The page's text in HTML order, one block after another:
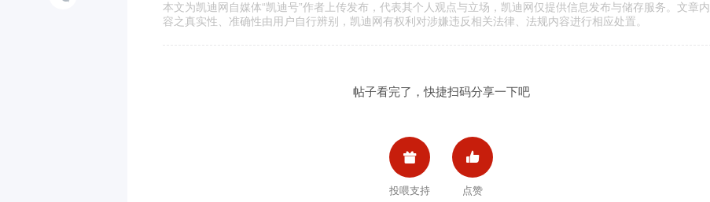
本文为凯迪网自媒体“凯迪号”作者上传发布，代表其个人观点与立场，凯迪网仅提供信息发布与储存服务。文章内
容之真实性、准确性由用户自行辨别，凯迪网有权利对涉嫌违反相关法律、法规内容进行相应处置。
帖子看完了，快捷扫码分享一下吧

投喂支持

点赞